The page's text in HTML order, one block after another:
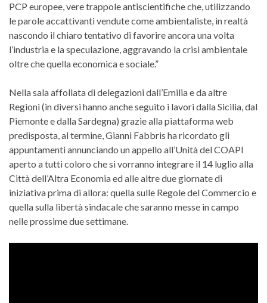
PCP europee, vere trappole antiscientifiche che, utilizzando
le parole accattivanti vendute come ambientaliste, in realtà
nascondo il chiaro tentativo di favorire ancora una volta
l’industria e la speculazione, aggravando la crisi ambientale
oltre che quella economica e sociale.”
Nella sala affollata di delegazioni dall’Emilia e da altre
Regioni (in diversi hanno anche seguito i lavori dalla Sicilia, dal
Piemonte e dalla Sardegna) grazie alla piattaforma web
predisposta, al termine, Gianni Fabbris ha ricordato gli
appuntamenti annunciando un appello all’Unità del COAPI
aperto a tutti coloro che si vorranno integrare il 14 luglio alla
Città dell’Altra Economia ed alle altre due giornate di
iniziativa prima di allora: quella sulle Regole del Commercio e
quella sulla libertà sindacale che saranno messe in campo
nelle prossime due settimane.